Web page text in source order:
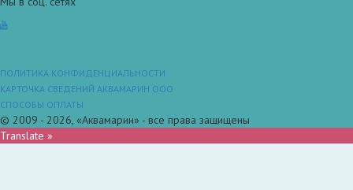
ПОЛИТИКА КОНФИДЕНЦИАЛЬНОСТИ
КАРТОЧКА СВЕДЕНИЙ АКВАМАРИН ООО
СПОСОБЫ ОПЛАТЫ
© 2009 - 2026, «Аквамарин» - все права защищены
Translate »